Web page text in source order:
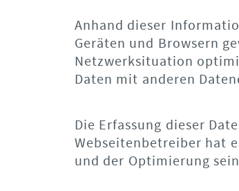
Anhand dieser
Geräten und Browsern
Netzwerksituation
Daten mit anderen
Die Erfassung dieser
Webseitenbetreiber hat
und der Optimierung